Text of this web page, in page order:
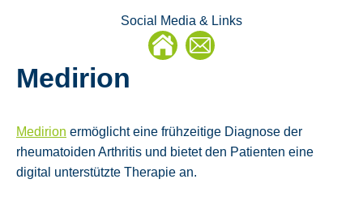
Social Media & Links
E-
Medirion
Medirion ermöglicht eine frühzeitige Diagnose der
rheumatoiden Arthritis und bietet den Patienten eine
digital unterstützte Therapie an.